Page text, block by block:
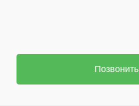
Позвонить